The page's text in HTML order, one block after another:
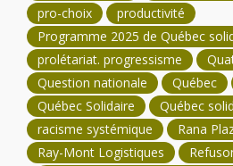
pro-choix
productivité
Programme 2025 de Québec
prolétariat. progressisme
Question nationale
Québec
Québec Solidaire
Québec
racisme systémique
Rana
Ray-Mont Logistiques